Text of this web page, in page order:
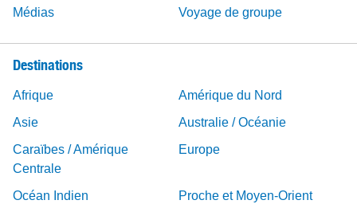
Médias
Voyage de groupe
Destinations
Afrique
Amérique du Nord
Asie
Australie / Océanie
Caraïbes / Amérique
Centrale
Europe
Océan Indien
Proche et Moyen-Orient